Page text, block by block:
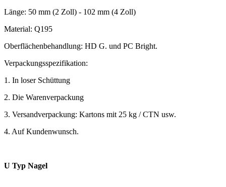
Länge: 50 mm (2 Zoll) - 102 mm (4 Zoll)
Material: Q195
Oberflächenbehandlung: HD G. und PC Bright.
Verpackungsspezifikation:
1. In loser Schüttung
2. Die Warenverpackung
3. Versandverpackung: Kartons mit 25 kg / CTN usw.
4. Auf Kundenwunsch.
U Typ Nagel